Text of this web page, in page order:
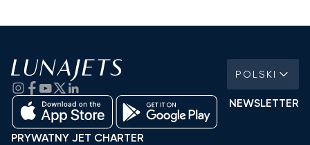
POLSKI
NEWSLETTER
PRYWATNY JET CHARTER